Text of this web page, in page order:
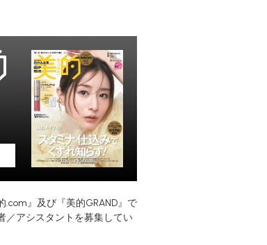
.com』及び『美的GRAND』で
／アシスタントを募集してい